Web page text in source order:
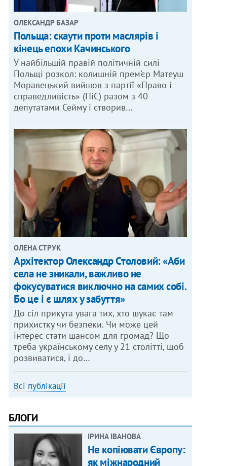
ОЛЕКСАНДР БАЗАР
Польща: скаути проти маслярів і
кінець епохи Качинського
У найбільшій правій політичній силі
Польщі розкол: колишній прем’єр Матеуш
Моравецький вийшов з партії «Право і
справедливість» (ПіС) разом з 40
депутатами Сейму і створив…
ОЛЕНА СТРУК
Архітектор Олександр Столовий: «Аби
села не зникали, важливо не
фокусуватися виключно на самих собі.
Бо це і є шлях у забуття»
До сіл прикута увага тих, хто шукає там
прихистку чи безпеки. Чи може цей
інтерес стати шансом для громад? Що
треба українському селу у 21 столітті, щоб
розвиватися, і до…
Всі публікації
БЛОГИ
ІРИНА ІВАНОВА
Не копіювати Європу:
як міжнародний